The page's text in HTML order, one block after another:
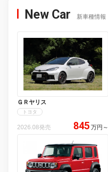
New Car 新車種情報
ＧＲヤリス
トヨタ
2026.08発売 845 万円 ～